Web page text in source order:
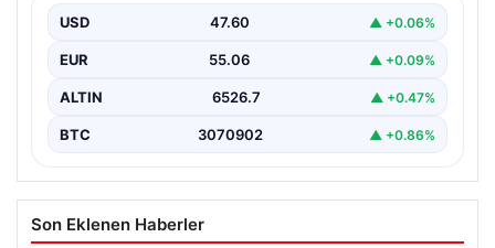
Yalova'da yaşanan sıra dışı bir olay, gündeme damgasını
USD 47.60 ▲ +0.06%
EUR 55.06 ▲ +0.09%
ALTIN 6526.7 ▲ +0.47%
BTC 3070902 ▲ +0.86%
Son Eklenen Haberler